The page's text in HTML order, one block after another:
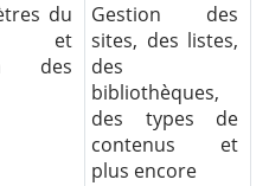
du
et
des
Gestion des
sites, des listes,
des
bibliothèques,
des types de
contenus et
plus encore